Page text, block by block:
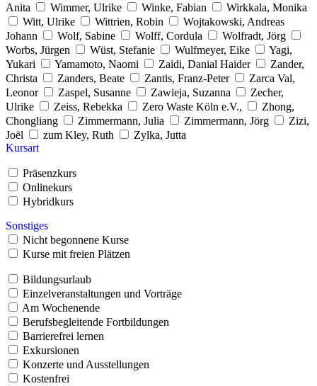
Anita
Wimmer, Ulrike Winke, Fabian
Wirkkala, Monika
Witt, Ulrike
Wittrien, Robin
Wojtakowski, Andreas
Johann
Wolf, Sabine Wolff, Cordula
Wolfradt, Jörg
Worbs, Jürgen
Wüst, Stefanie Wulfmeyer, Eike
Yagi,
Yukari
Yamamoto, Naomi Zaidi, Danial Haider
Zander,
Christa
Zanders, Beate Zantis, Franz-Peter
Zarca Val,
Leonor
Zaspel, Susanne Zawieja, Suzanna
Zecher,
Ulrike
Zeiss, Rebekka Zero Waste Köln e.V.,
Zhong,
Chongliang
Zimmermann, Julia Zimmermann, Jörg
Zizi,
Joël
zum Kley, Ruth
Zylka, Jutta
Kursart
Präsenzkurs
Onlinekurs
Hybridkurs
Sonstiges
Nicht begonnene Kurse
Kurse mit freien Plätzen
Bildungsurlaub
Einzelveranstaltungen und Vorträge
Am Wochenende
Berufsbegleitende Fortbildungen
Barrierefrei lernen
Exkursionen
Konzerte und Ausstellungen
Kostenfrei